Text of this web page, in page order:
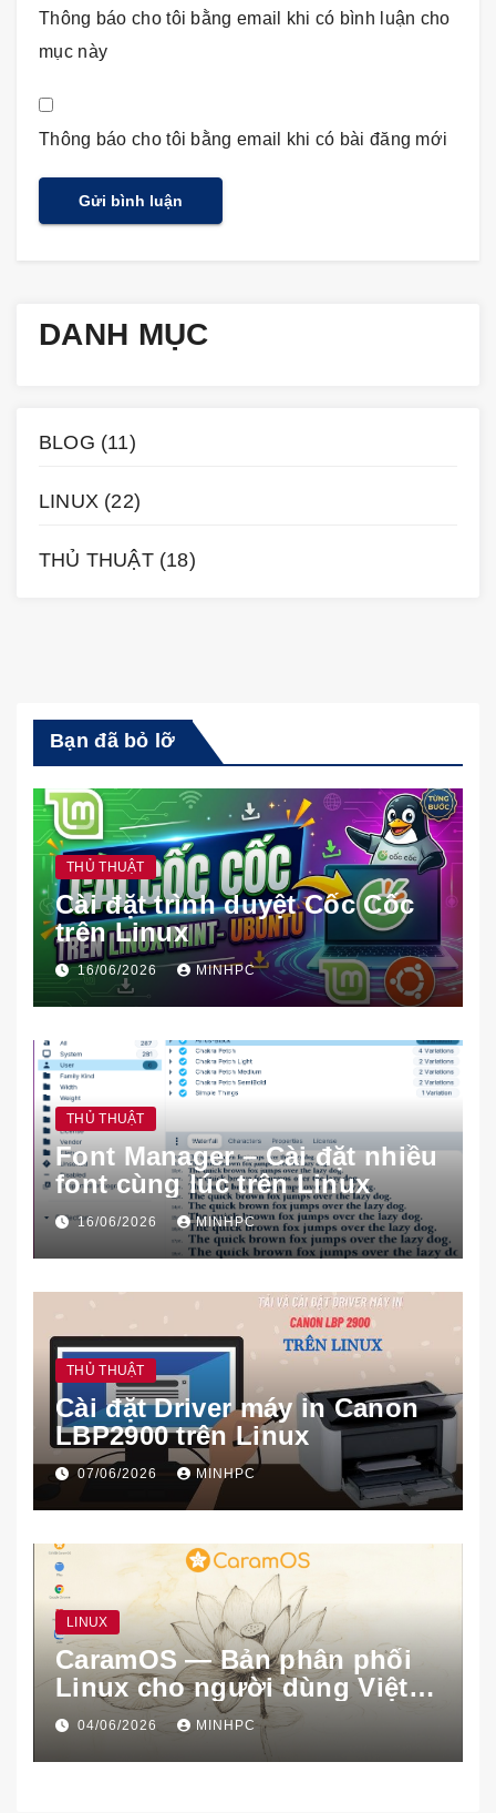
Thông báo cho tôi bằng email khi có bình luận cho
mục này
Thông báo cho tôi bằng email khi có bài đăng mới
DANH MỤC
BLOG (11)
LINUX (22)
THỦ THUẬT(18)
Bạn đã bỏ lỡ
THỦ THUẬT
Cài đặt trình duyệt Cốc Cốc
trên Linux
16/06/2026 MINHPC
THỦ THUẬT
Font Manager – Cài đặt nhiều
font cùng lúc trên Linux
16/06/2026 MINHPC
THỦ THUẬT
Cài đặt Driver máy in Canon
LBP2900 trên Linux
07/06/2026 MINHPC
LINUX
CaramOS — Bản phân phối
Linux cho người dùng Việt
Nam
04/06/2026 MINHPC